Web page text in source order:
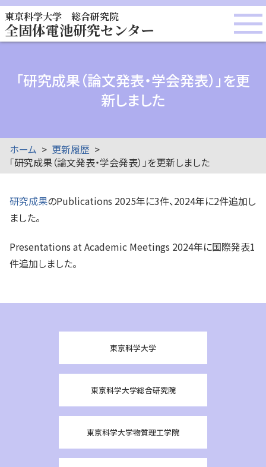
東京科学大学 総合研究院
全固体電池研究センター
「研究成果（論文発表・学会発表）」を更
新しました
ホーム
更新履歴
「研究成果（論文発表・学会発表）」を更新しました
研究成果のPublications 2025年に3件、2024年に2件追加し
ました。
Presentations at Academic Meetings 2024年に国際発表1
件追加しました。
東京科学大学
東京科学大学総合研究院
東京科学大学物質理工学院